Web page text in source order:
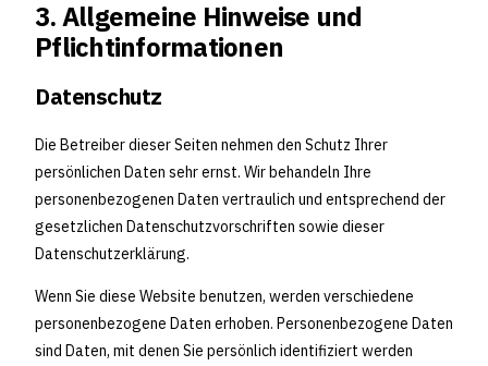
3. Allgemeine Hinweise und
Pflichtinformationen
Datenschutz
Die Betreiber dieser Seiten nehmen den Schutz Ihrer
persönlichen Daten sehr ernst. Wir behandeln Ihre
personenbezogenen Daten vertraulich und entsprechend der
gesetzlichen Datenschutzvorschriften sowie dieser
Datenschutzerklärung.
Wenn Sie diese Website benutzen, werden verschiedene
personenbezogene Daten erhoben. Personenbezogene Daten
sind Daten, mit denen Sie persönlich identifiziert werden